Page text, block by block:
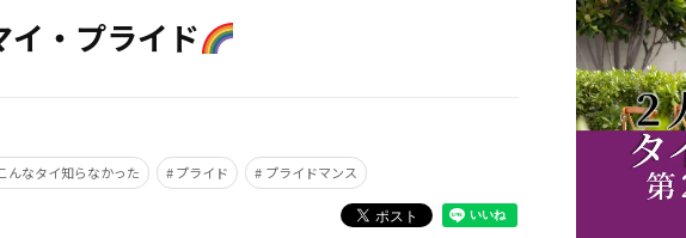
・プライド
んなタイ知らなかった プライド プライドマンス